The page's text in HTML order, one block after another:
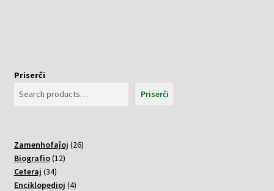
Priserĉi
Priserĉi
Zamenhofaĵoj 2626
Biografio 1212
Ceteraj 3434
varoj
Enciklopedioj 44